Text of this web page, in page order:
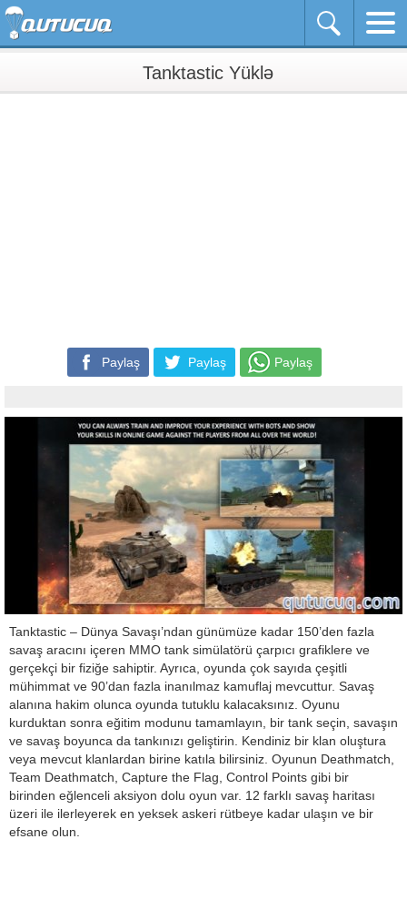
Tanktastic Yüklə
Paylaş Paylaş Paylaş
Tanktastic – Dünya Savaşı’ndan günümüze kadar 150’den fazla
savaş aracını içeren MMO tank simülatörü çarpıcı grafiklere ve
gerçekçi bir fiziğe sahiptir. Ayrıca, oyunda çok sayıda çeşitli
mühimmat ve 90’dan fazla inanılmaz kamuflaj mevcuttur. Savaş
alanına hakim olunca oyunda tutuklu kalacaksınız. Oyunu
kurduktan sonra eğitim modunu tamamlayın, bir tank seçin, savaşın
ve savaş boyunca da tankınızı geliştirin. Kendiniz bir klan oluştura
veya mevcut klanlardan birine katıla bilirsiniz. Oyunun Deathmatch,
Team Deathmatch, Capture the Flag, Control Points gibi bir
birinden eğlenceli aksiyon dolu oyun var. 12 farklı savaş haritası
üzeri ile ilerleyerek en yeksek askeri rütbeye kadar ulaşın ve bir
efsane olun.